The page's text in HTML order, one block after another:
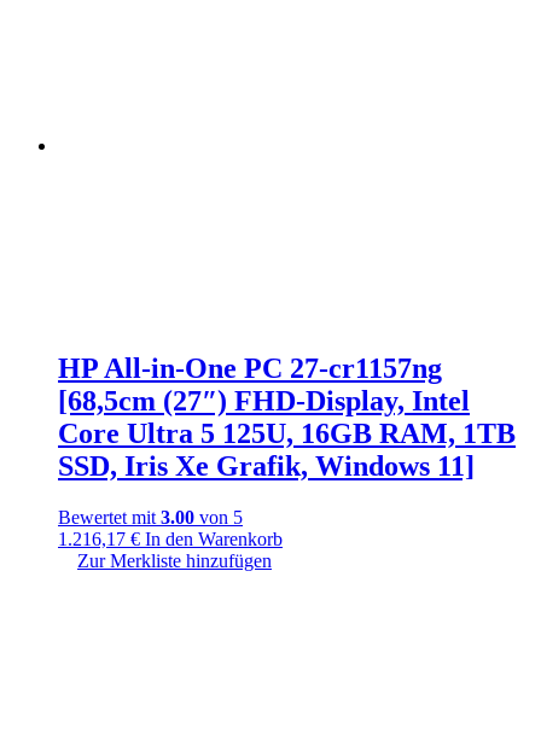
HP All-in-One PC 27-cr1157ng
[68,5cm (27″) FHD-Display, Intel
Core Ultra 5 125U, 16GB RAM, 1TB
SSD, Iris Xe Grafik, Windows 11]
Bewertet mit 3.00 von 5
1.216,17 € In den Warenkorb
Zur Merkliste hinzufügen